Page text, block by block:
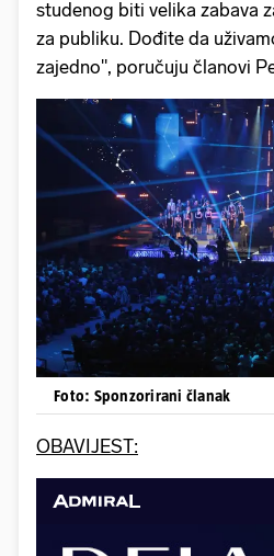
studenog biti velika zabava
za publiku. Dođite da
zajedno", poručuju članovi
Foto: Sponzorirani članak
OBAVIJEST: